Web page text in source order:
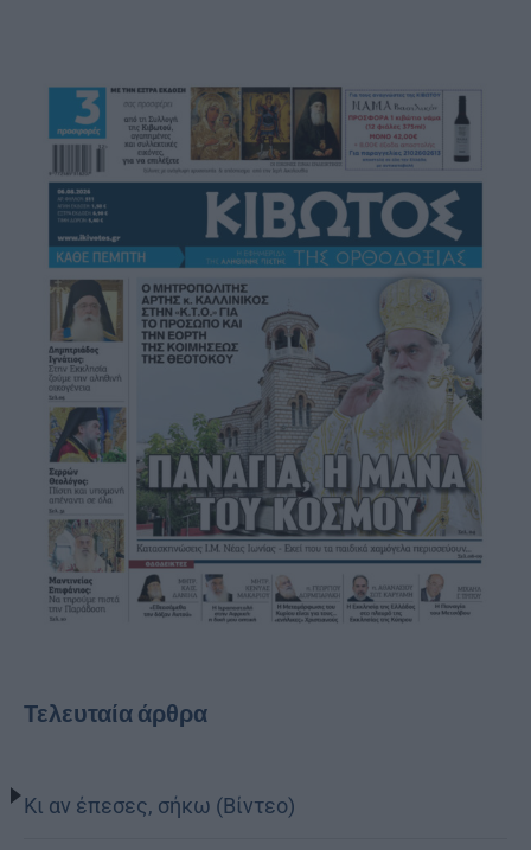
Τελευταία άρθρα
Κι αν έπεσες, σήκω (Βίντεο)